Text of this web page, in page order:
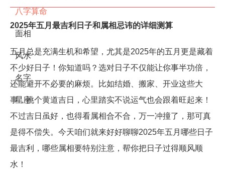
八字算命
面相
风水
名字
星座
2025年五月最吉利日子和属相忌讳的详细测算
五月总是充满生机和希望，尤其是2025年的五月更是藏着
不少好日子！你知道吗？选对日子不仅能让你事半功倍，
还能避开不必要的麻烦。比如结婚、搬家、开业这些大
事，挑个黄道吉日，心里踏实不说运气也会跟着旺起来！
不过吉日虽好，也得看属相合不合，万一冲撞了，那可真
是得不偿失。今天咱们就来好好聊聊2025年五月哪些日子
最吉利，哪些属相要特别注意，帮你把日子过得顺风顺
水！